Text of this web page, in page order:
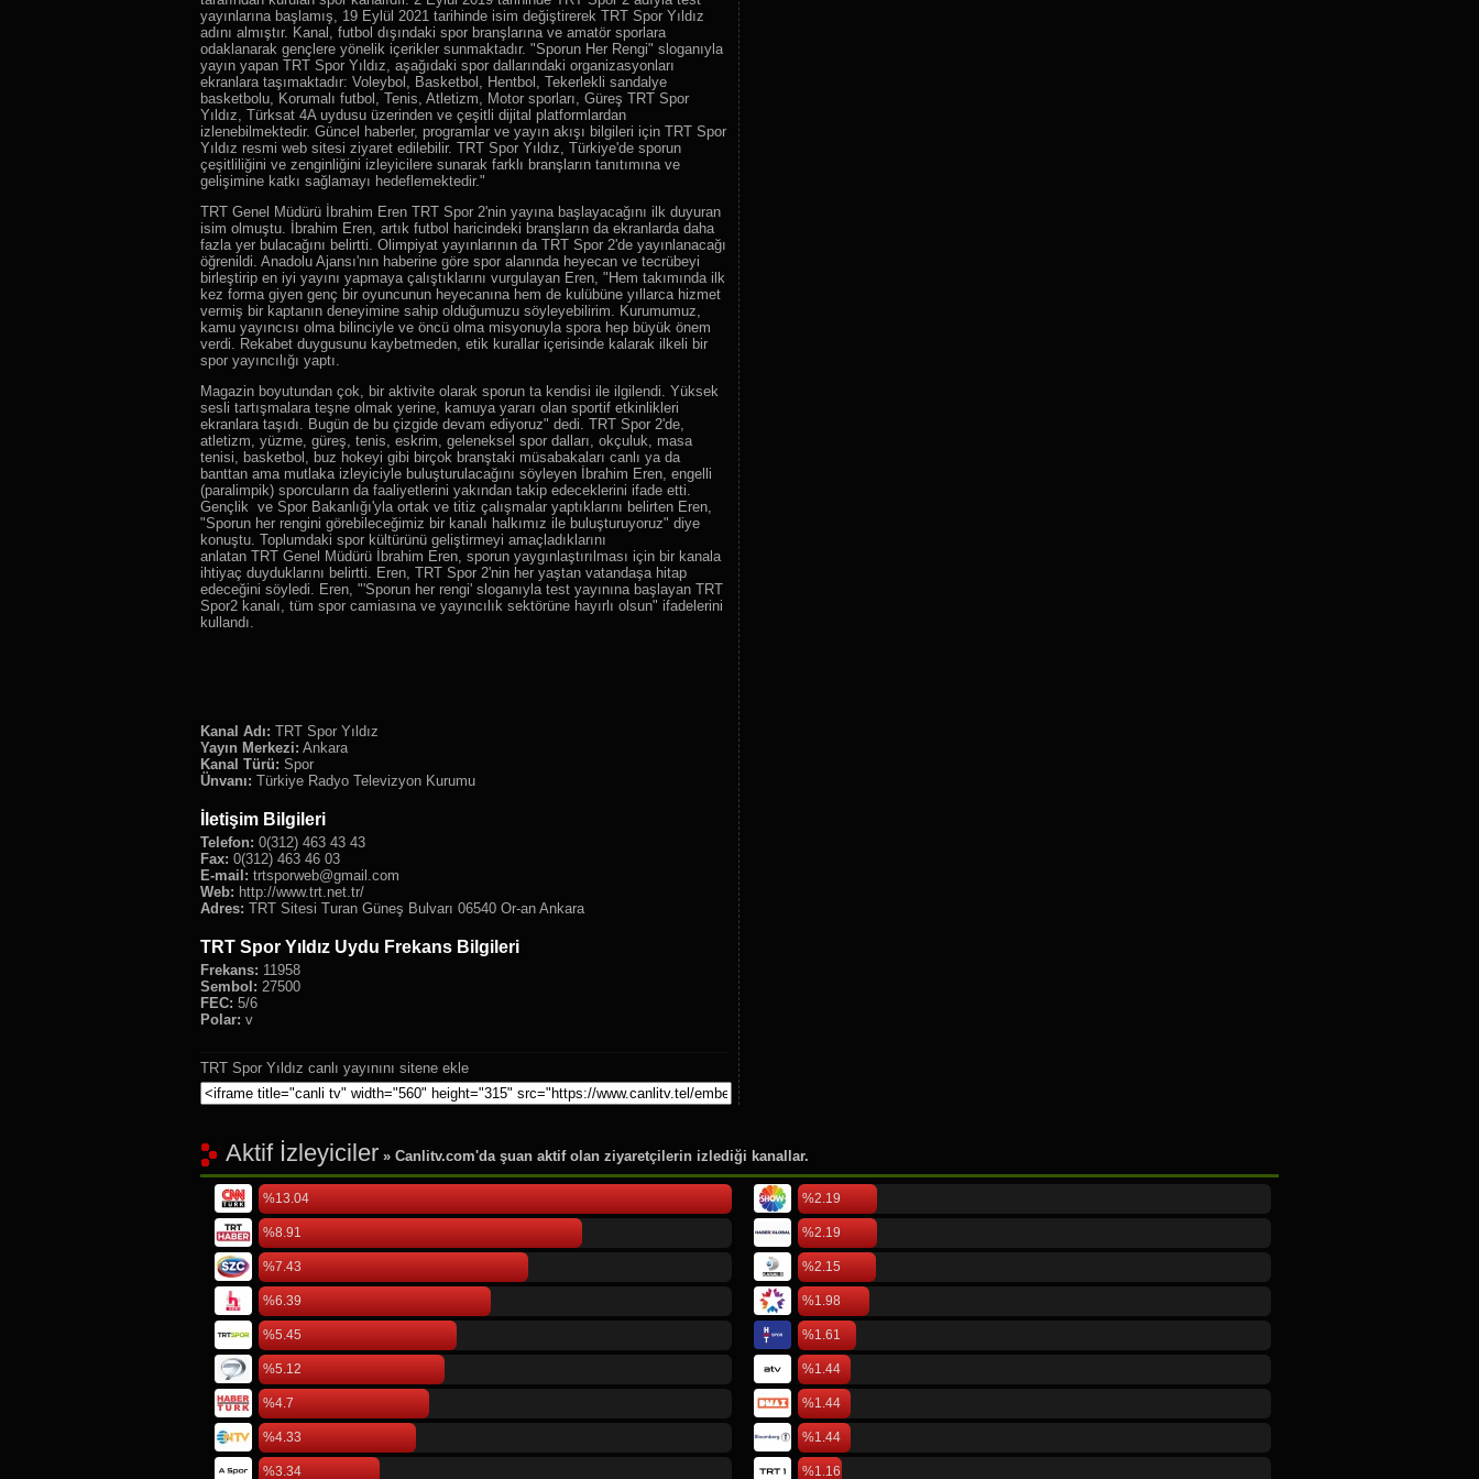
106.Kanal 33
107.Bodrum Kent TV
108. Tivi6
109.A2 TV
110.Kanal 38
111.Tv Kayseri
112.TV 41
113. Kanal 58
114.TV 42
115.Bir TV
116.
Gözde TV
117.Düzce Tv
yayınlarına başlamış, 19 Eylül 2021 tarihinde isim değiştirerek TRT Spor Yıldız
adını almıştır. Kanal, futbol dışındaki spor branşlarına ve amatör sporlara
odaklanarak gençlere yönelik içerikler sunmaktadır. "Sporun Her Rengi" sloganıyla
yayın yapan TRT Spor Yıldız, aşağıdaki spor dallarındaki organizasyonları
ekranlara taşımaktadır: Voleybol, Basketbol, Hentbol, Tekerlekli sandalye
basketbolu, Korumalı futbol, Tenis, Atletizm, Motor sporları, Güreş TRT Spor
Yıldız, Türksat 4A uydusu üzerinden ve çeşitli dijital platformlardan
izlenebilmektedir. Güncel haberler, programlar ve yayın akışı bilgileri için TRT Spor
Yıldız resmi web sitesi ziyaret edilebilir. TRT Spor Yıldız, Türkiye'de sporun
çeşitliliğini ve zenginliğini izleyicilere sunarak farklı branşların tanıtımına ve
gelişimine katkı sağlamayı hedeflemektedir."
TRT Genel Müdürü İbrahim Eren TRT Spor 2'nin yayına başlayacağını ilk duyuran
isim olmuştu. İbrahim Eren, artık futbol haricindeki branşların da ekranlarda daha
fazla yer bulacağını belirtti. Olimpiyat yayınlarının da TRT Spor 2'de yayınlanacağı
öğrenildi. Anadolu Ajansı'nın haberine göre spor alanında heyecan ve tecrübeyi
birleştirip en iyi yayını yapmaya çalıştıklarını vurgulayan Eren, "Hem takımında ilk
kez forma giyen genç bir oyuncunun heyecanına hem de kulübüne yıllarca hizmet
vermiş bir kaptanın deneyimine sahip olduğumuzu söyleyebilirim. Kurumumuz,
kamu yayıncısı olma bilinciyle ve öncü olma misyonuyla spora hep büyük önem
verdi. Rekabet duygusunu kaybetmeden, etik kurallar içerisinde kalarak ilkeli bir
spor yayıncılığı yaptı.
Magazin boyutundan çok, bir aktivite olarak sporun ta kendisi ile ilgilendi. Yüksek
sesli tartışmalara teşne olmak yerine, kamuya yararı olan sportif etkinlikleri
ekranlara taşıdı. Bugün de bu çizgide devam ediyoruz" dedi. TRT Spor 2'de,
atletizm, yüzme, güreş, tenis, eskrim, geleneksel spor dalları, okçuluk, masa
tenisi, basketbol, buz hokeyi gibi birçok branştaki müsabakaları canlı ya da
banttan ama mutlaka izleyiciyle buluşturulacağını söyleyen İbrahim Eren, engelli
(paralimpik) sporcuların da faaliyetlerini yakından takip edeceklerini ifade etti.
Gençlik ve Spor Bakanlığı'yla ortak ve titiz çalışmalar yaptıklarını belirten Eren,
"Sporun her rengini görebileceğimiz bir kanalı halkımız ile buluşturuyoruz" diye
konuştu. Toplumdaki spor kültürünü geliştirmeyi amaçladıklarını
anlatan TRT Genel Müdürü İbrahim Eren, sporun yaygınlaştırılması için bir kanala
ihtiyaç duyduklarını belirtti. Eren, TRT Spor 2'nin her yaştan vatandaşa hitap
edeceğini söyledi. Eren, "'Sporun her rengi' sloganıyla test yayınına başlayan TRT
Spor2 kanalı, tüm spor camiasına ve yayıncılık sektörüne hayırlı olsun" ifadelerini
kullandı.
Kanal Adı: TRT Spor Yıldız
Yayın Merkezi: Ankara
Kanal Türü: Spor
Ünvanı: Türkiye Radyo Televizyon Kurumu
İletişim Bilgileri
Telefon: 0(312) 463 43 43
Fax: 0(312) 463 46 03
E-mail: trtsporweb@gmail.com
Web: http://www.trt.net.tr/
Adres: TRT Sitesi Turan Güneş Bulvarı 06540 Or-an Ankara
TRT Spor Yıldız Uydu Frekans Bilgileri
Frekans: 11958
Sembol: 27500
FEC: 5/6
Polar: v
TRT Spor Yıldız canlı yayınını sitene ekle
Aktif İzleyiciler » Canlitv.com'da şuan aktif olan ziyaretçilerin izlediği kanallar.
%13.04
%8.91
%7.43
%6.39
%5.45
%5.12
%4.7
%4.33
%3.34
%2.19
%2.19
%2.15
%1.98
%1.61
%1.44
%1.44
%1.44
%1.16